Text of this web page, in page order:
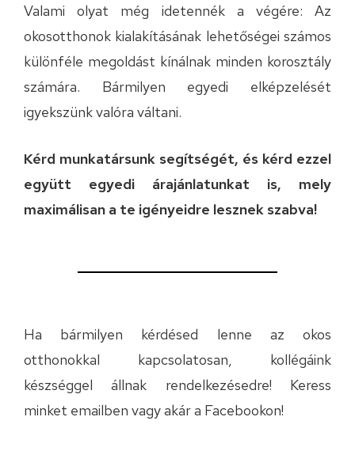
Valami olyat még idetennék a végére: Az
okosotthonok kialakításának lehetőségei számos
különféle megoldást kínálnak minden korosztály
számára. Bármilyen egyedi elképzelését
igyekszünk valóra váltani.
Kérd munkatársunk segítségét, és kérd ezzel
együtt egyedi árajánlatunkat is, mely
maximálisan a te igényeidre lesznek szabva!
Ha bármilyen kérdésed lenne az okos
otthonokkal kapcsolatosan, kollégáink
készséggel állnak rendelkezésedre! Keress
minket emailben vagy akár a Facebookon!